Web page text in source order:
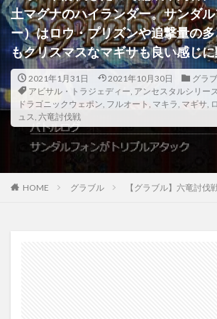
土マグナのハイランダー。サンダ
ー）はロウ・プリズンや追撃量の
もクリスマスなマギサも良い感じ
2021年1月31日 2021年10月30日
グラ
アビサル・トラジェディー, アンセスタルシリー
ドラゴニックウェポン, フルオート , マキラ, マギサ,
ュス, 六竜討伐戦
HOME グラブル 【グラブル】六竜討